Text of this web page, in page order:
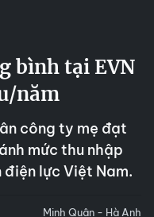
bình tại EVN
năm
công ty mẹ đạt
mức thu nhập
lực Việt Nam.
Minh Quân - Hà Anh